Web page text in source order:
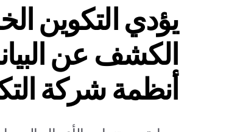
يؤدي التكوين
الكشف عن
أنظمة شركة